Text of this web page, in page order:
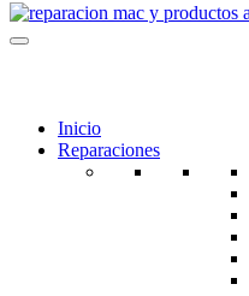
Inicio
Reparaciones